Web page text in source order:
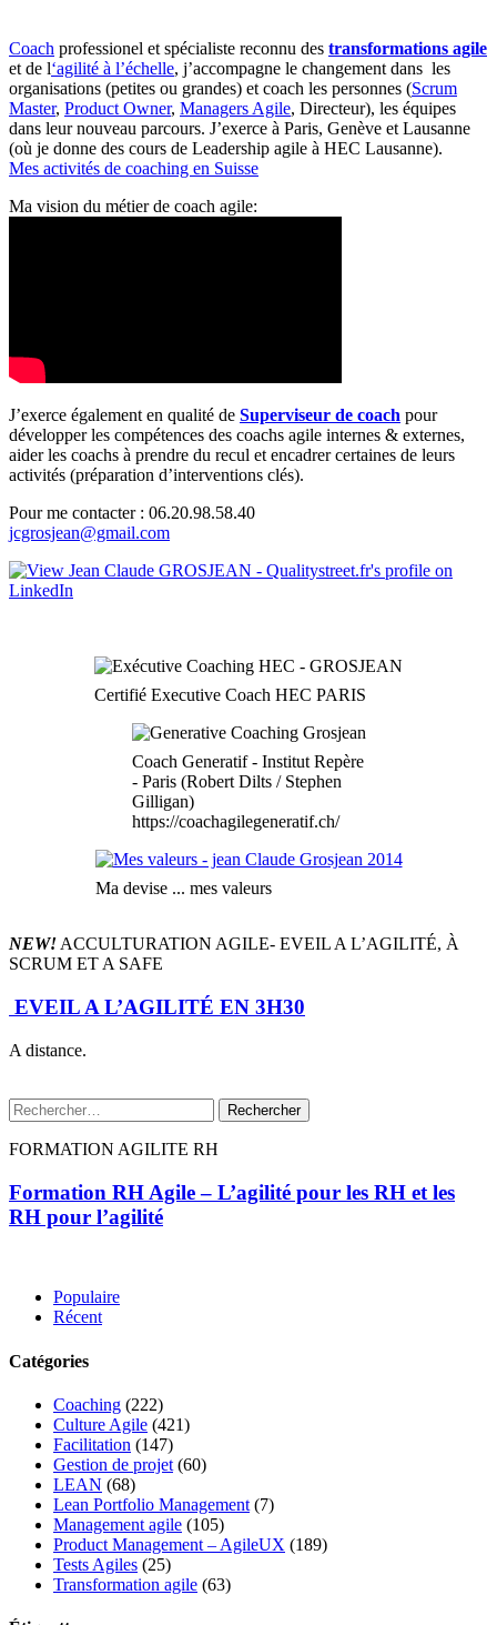
Coach professionel et spécialiste reconnu des transformations agile
et de l‘agilité à l’échelle, j’accompagne le changement dans les
organisations (petites ou grandes) et coach les personnes (Scrum
Master, Product Owner, Managers Agile, Directeur), les équipes
dans leur nouveau parcours. J’exerce à Paris, Genève et Lausanne
(où je donne des cours de Leadership agile à HEC Lausanne).
Mes activités de coaching en Suisse
Ma vision du métier de coach agile:
J’exerce également en qualité de Superviseur de coach pour
développer les compétences des coachs agile internes & externes,
aider les coachs à prendre du recul et encadrer certaines de leurs
activités (préparation d’interventions clés).
Pour me contacter : 06.20.98.58.40
jcgrosjean@gmail.com
Certifié Executive Coach HEC PARIS
Coach Generatif - Institut Repère
- Paris (Robert Dilts / Stephen
Gilligan)
https://coachagilegeneratif.ch/
Ma devise ... mes valeurs
NEW! ACCULTURATION AGILE- EVEIL A L’AGILITÉ, À
SCRUM ET A SAFE
EVEIL A L’AGILITÉ EN 3H30
A distance.
Rechercher :
FORMATION AGILITE RH
Formation RH Agile – L’agilité pour les RH et les
RH pour l’agilité
Populaire
Récent
Catégories
Coaching (222)
Culture Agile (421)
Facilitation (147)
Gestion de projet (60)
LEAN (68)
Lean Portfolio Management (7)
Management agile (105)
Product Management – AgileUX (189)
Tests Agiles (25)
Transformation agile (63)